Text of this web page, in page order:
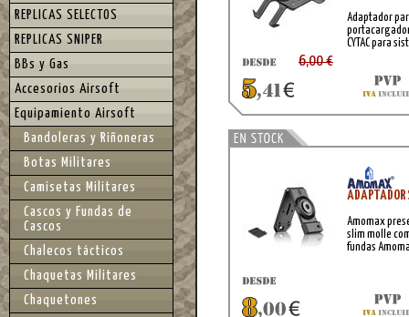
Adaptador
CYTAC para
6,00 €
ADAPTADOR
Amomax
slim molle
fundas
REPLICAS SELECTOS
REPLICAS SNIPER
BBs y Gas
Accesorios Airsoft
Equipamiento Airsoft
Bandoleras y Riñoneras
Botas Militares
Camisetas Militares
Cascos y Fundas de
Cascos
Chalecos tácticos
Chaquetas Militares
Chaquetones